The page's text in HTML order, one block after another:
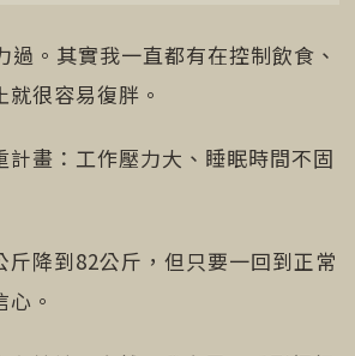
。其實我一直都有在控制飲食、
很容易復胖。
畫：工作壓力大、睡眠時間不固
降到82公斤，但只要一回到正常
。